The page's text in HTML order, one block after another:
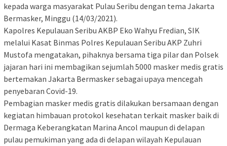
kepada warga masyarakat Pulau Seribu dengan tema Jakarta
Bermasker, Minggu (14/03/2021).
Kapolres Kepulauan Seribu AKBP Eko Wahyu Fredian, SIK
melalui Kasat Binmas Polres Kepulauan Seribu AKP Zuhri
Mustofa mengatakan, pihaknya bersama tiga pilar dan Polsek
jajaran hari ini membagikan sejumlah 5000 masker medis gratis
bertemakan Jakarta Bermasker sebagai upaya mencegah
penyebaran Covid-19.
Pembagian masker medis gratis dilakukan bersamaan dengan
kegiatan himbauan protokol kesehatan terkait masker baik di
Dermaga Keberangkatan Marina Ancol maupun di delapan
pulau pemukiman yang ada di delapan wilayah Kepulauan